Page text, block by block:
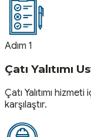
Adım 1
Çatı Yalıtımı
Çatı Yalıtımı
karşılaştır.